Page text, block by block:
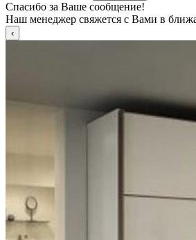
Спасибо за Ваше сообщение!
Наш менеджер свяжется с Вами в